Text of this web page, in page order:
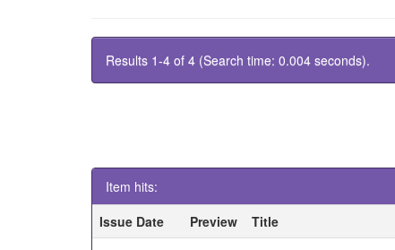
Results 1-4 of 4 (Search time: 0.004 seconds).
Item hits:
Issue Date
Preview Title